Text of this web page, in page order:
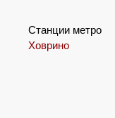
Станции метро
Ховрино